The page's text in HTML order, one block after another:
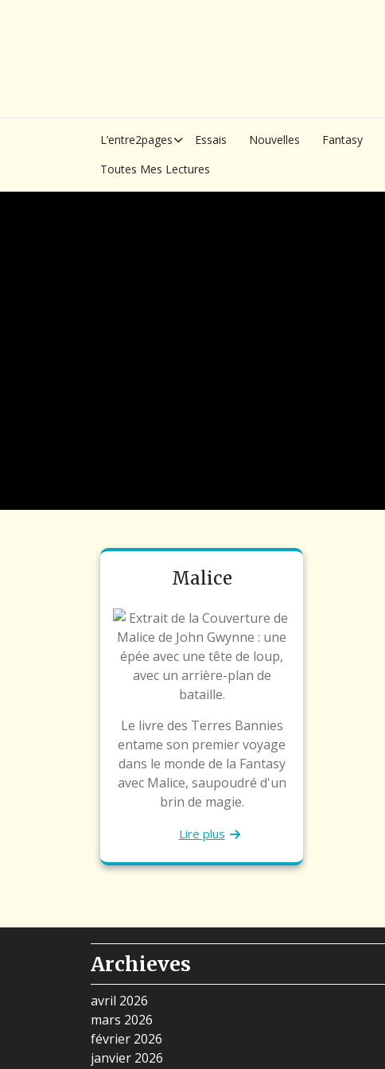
L’entre2pages Essais Nouvelles Fantasy
Toutes Mes Lectures
Malice
Le livre des Terres Bannies
entame son premier voyage
dans le monde de la Fantasy
avec Malice, saupoudré d'un
brin de magie.
Lire plus
Archieves
avril 2026
mars 2026
février 2026
janvier 2026